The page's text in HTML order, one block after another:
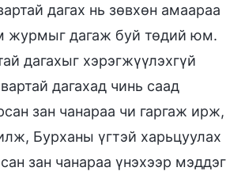
дагах нь зөвхөн амаараа
журмыг дагаж буй төдий юм.
дагахыг хэрэгжүүлэхгүй
дагахад чинь саад
зан чанараа чи гаргаж ирж,
Бурханы үгтэй харьцуулах
зан чанараа үнэхээр мэддэг